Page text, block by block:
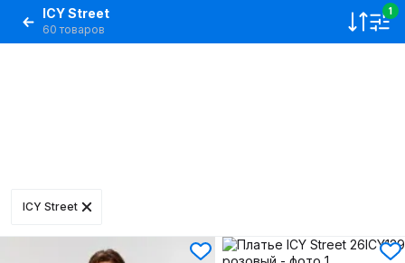
ICY Street
60 товаров
1
ICY Street